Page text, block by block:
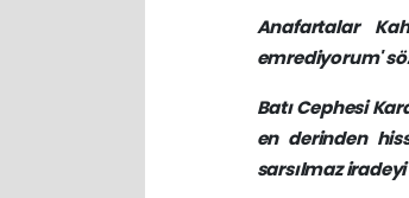
​Anafartalar
emrediyorum'
Batı Cephesi
en derinden
sarsılmaz